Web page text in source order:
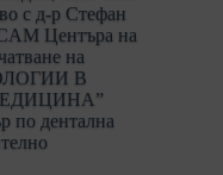
с д-р Стефан
Центъра на
на
В
по дентална